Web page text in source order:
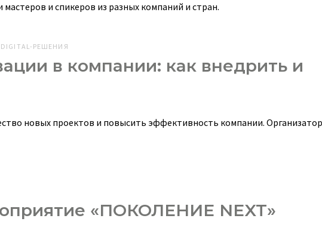
и спикеров из разных компаний и стран.
РЕШЕНИЯ
в компании: как внедрить и
новых проектов и повысить эффективность компании.
«ПОКОЛЕНИЕ NEXT»